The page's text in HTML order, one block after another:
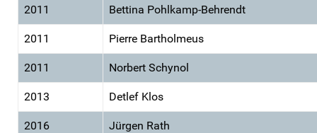
2011 Bettina Pohlkamp-Behrendt
2011 Pierre Bartholmeus
2011 Norbert Schynol
2013 Detlef Klos
2016 Jürgen Rath